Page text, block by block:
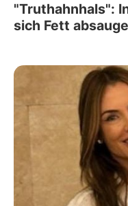
"Truthahnhals":
sich Fett